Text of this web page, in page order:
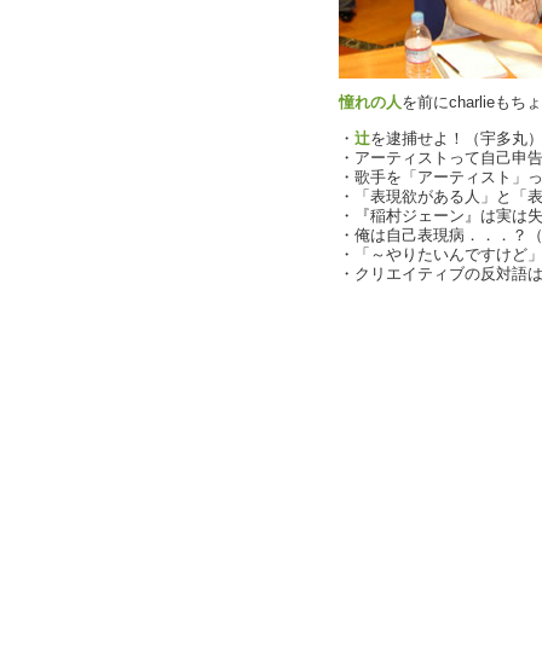
憧れの人を前にcharlieもち
・ 辻を逮捕せよ！（宇多丸）
・アーティストって自己申
・歌手を「アーティスト」
・「表現欲がある人」と「
・『稲村ジェーン』は実は
・俺は自己表現病．．．？
・「～やりたいんですけど
・クリエイティブの反対語